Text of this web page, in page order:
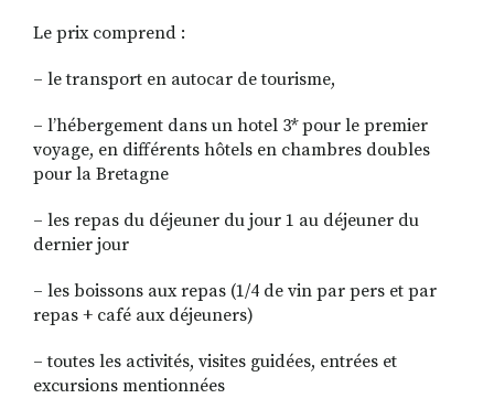
Le prix comprend :
– le transport en autocar de tourisme,
– l’hébergement dans un hotel 3* pour le premier
voyage, en différents hôtels en chambres doubles
pour la Bretagne
– les repas du déjeuner du jour 1 au déjeuner du
dernier jour
– les boissons aux repas (1/4 de vin par pers et par
repas + café aux déjeuners)
– toutes les activités, visites guidées, entrées et
excursions mentionnées